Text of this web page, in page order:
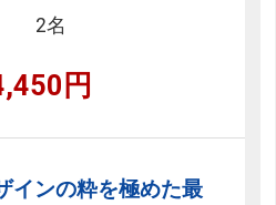
2名
円
インの粋を極めた最